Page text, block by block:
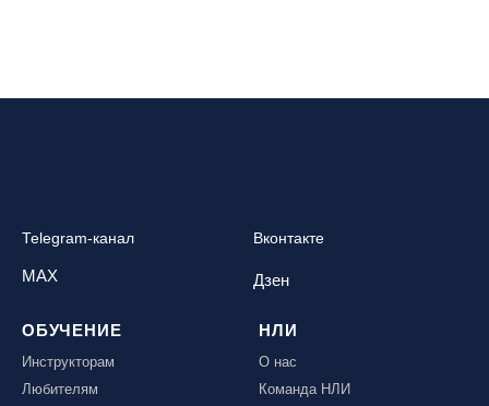
Telegram-канал Вконтакте
MAX Дзен
ОБУЧЕНИЕ
Инструкторам
Любителям
НЛИ
О нас
Команда НЛИ